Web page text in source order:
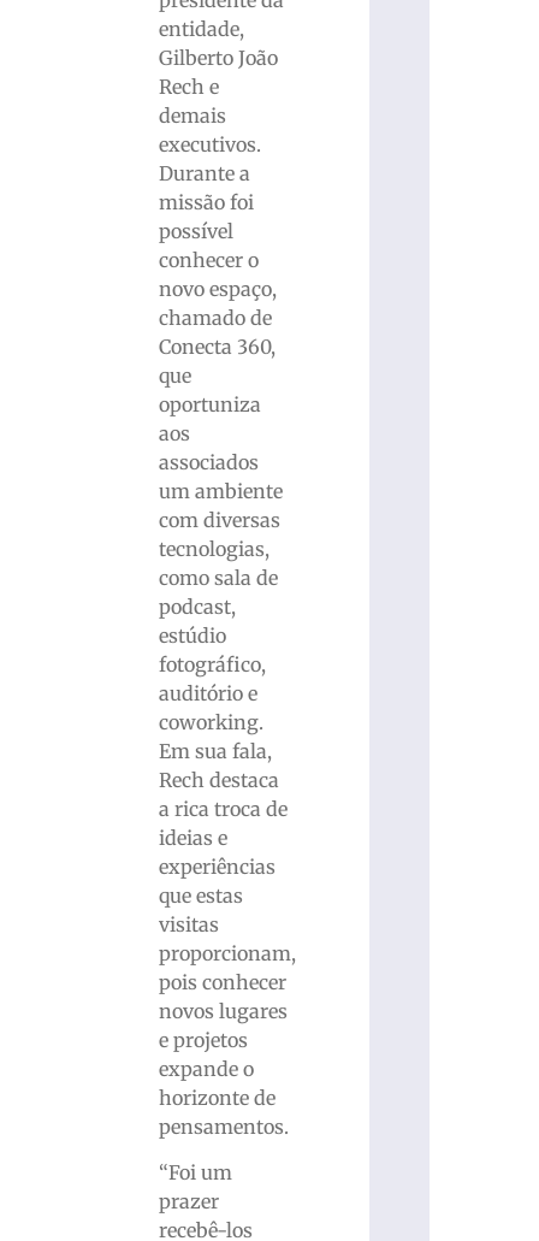
entidade,
Gilberto João
Rech e
demais
executivos.
Durante a
missão foi
possível
conhecer o
novo espaço,
chamado de
Conecta 360,
que
oportuniza
aos
associados
um ambiente
com diversas
tecnologias,
como sala de
podcast,
estúdio
fotográfico,
auditório e
coworking.
Em sua fala,
Rech destaca
a rica troca de
ideias e
experiências
que estas
visitas
proporcionam,
pois conhecer
novos lugares
e projetos
expande o
horizonte de
pensamentos.
“Foi um
prazer
recebê-los